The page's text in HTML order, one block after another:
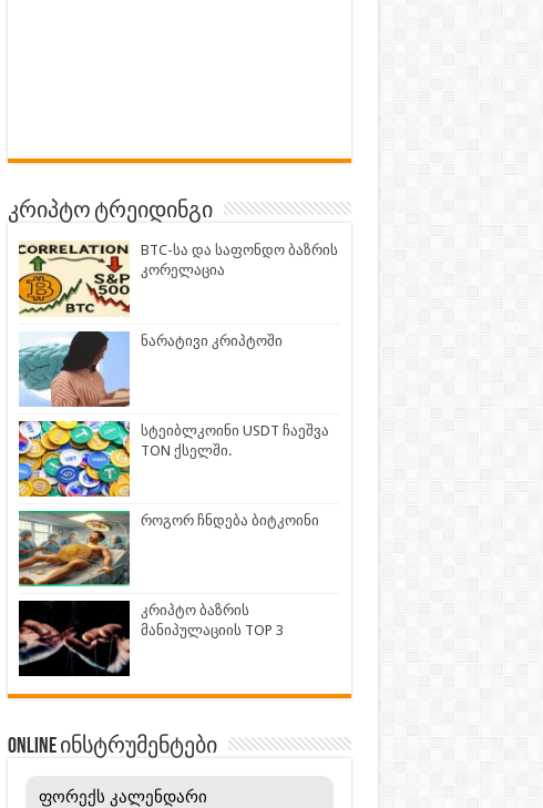
კრიპტო ტრეიდინგი
BTC-სა და საფონდო ბაზრის
კორელაცია
ნარატივი კრიპტოში
სტეიბლკოინი USDT ჩაეშვა
TON ქსელში.
როგორ ჩნდება ბიტკოინი
კრიპტო ბაზრის
მანიპულაციის TOP 3
ONLINE ინსტრუმენტები
ფორექს კალენდარი